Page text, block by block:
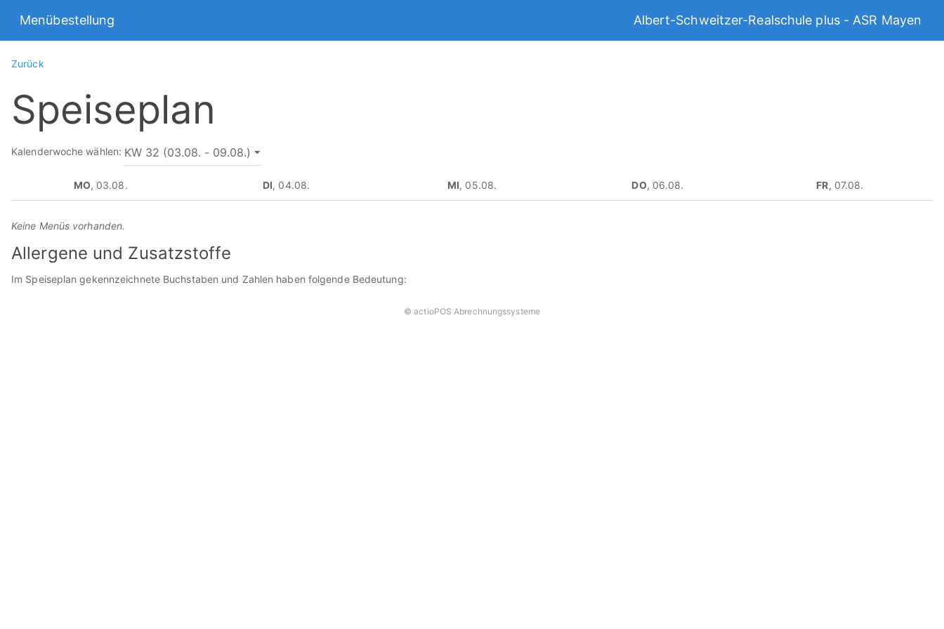
Menübestellung Albert-Schweitzer-Realschule plus - ASR Mayen
Zurück
Speiseplan
Kalenderwoche wählen:
MO, 03.08. DI, 04.08. MI, 05.08. DO, 06.08. FR, 07.08.
Keine Menüs vorhanden.
Allergene und Zusatzstoffe
Im Speiseplan gekennzeichnete Buchstaben und Zahlen haben folgende Bedeutung:
©actioPOS Abrechnungssysteme